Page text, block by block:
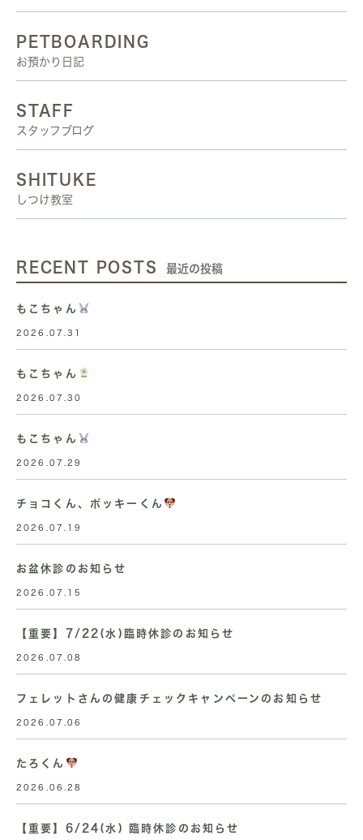
PETBOARDING
お預かり日記
STAFF
スタッフブログ
SHITUKE
しつけ教室
RECENT POSTS 最近の投稿
もこちゃん
2026.07.31
もこちゃん
2026.07.30
もこちゃん
2026.07.29
チョコくん、ポッキーくん
2026.07.19
お盆休診のお知らせ
2026.07.15
【重要】7/22(水)臨時休診のお知らせ
2026.07.08
フェレットさんの健康チェックキャンペーンのお知らせ
2026.07.06
たろくん
2026.06.28
【重要】6/24(水) 臨時休診のお知らせ